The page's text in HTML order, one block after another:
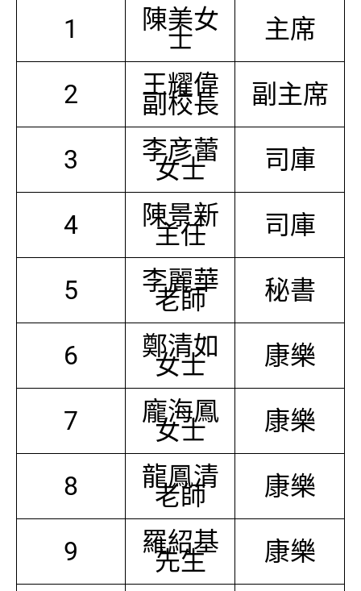
1
陳美女
士 主席
2 王耀偉
副校長 副主席
3 李彦蕾
女士 司庫
4 陳景新
主任 司庫
5 李麗華
老師 秘書
6 鄭清如
女士 康樂
7 龐海鳳
女士 康樂
8 龍鳳清
老師 康樂
9 羅紹基
先生 康樂